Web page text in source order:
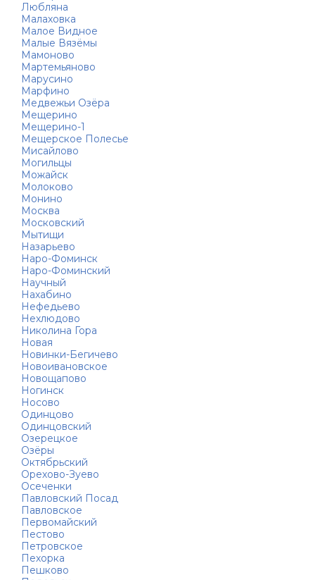
Любляна
Малаховка
Малое Видное
Малые Вязёмы
Мамоново
Мартемьяново
Марусино
Марфино
Медвежьи Озёра
Мещерино
Мещерино-1
Мещерское Полесье
Мисайлово
Могильцы
Можайск
Молоково
Монино
Москва
Московский
Мытищи
Назарьево
Наро-Фоминск
Наро-Фоминский
Научный
Нахабино
Нефедьево
Нехлюдово
Николина Гора
Новая
Новинки-Бегичево
Новоивановское
Новощапово
Ногинск
Носово
Одинцово
Одинцовский
Озерецкое
Озёры
Октябрьский
Орехово-Зуево
Осеченки
Павловский Посад
Павловское
Первомайский
Пестово
Петровское
Пехорка
Пешково